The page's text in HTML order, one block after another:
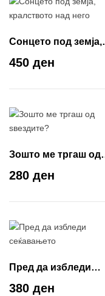
Сонцето под земја,
кралството над него
450 ден
Зошто ме тргаш од
ѕвездите?
280 ден
Пред да избледи
сеќавањето
380 ден